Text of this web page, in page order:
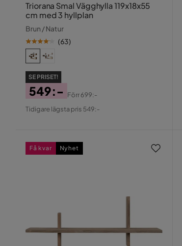
Triorana Smal Vägghylla 119x18x55
cm med 3 hyllplan
Brun / Natur
(63)
SE PRISET!
Pris
549:-
Original
Förr699:-
Tidigare lägsta pris 549:-
Få kvar Nyhet